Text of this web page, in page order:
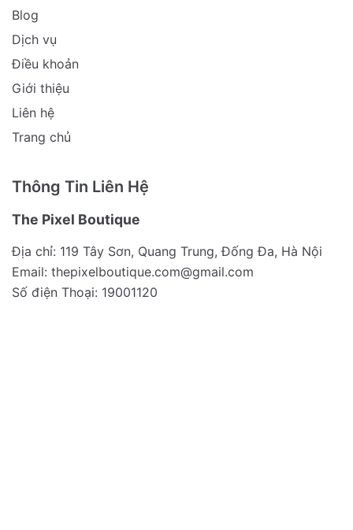
Blog
Dịch vụ
Điều khoản
Giới thiệu
Liên hệ
Trang chủ
Thông Tin Liên Hệ
The Pixel Boutique
Địa chỉ: 119 Tây Sơn, Quang Trung, Đống Đa, Hà Nội
Email: thepixelboutique.com@gmail.com
Số điện Thoại: 19001120